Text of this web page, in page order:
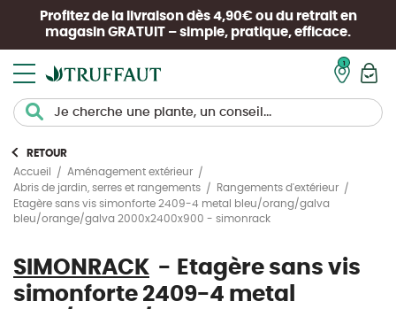
Profitez de la livraison dès 4,90€ ou du retrait en
magasin GRATUIT – simple, pratique, efficace.
RETOUR
Accueil
Aménagement extérieur
Abris de jardin, serres et rangements
Rangements d'extérieur
Etagère sans vis simonforte 2409-4 metal bleu/orang/galva
bleu/orange/galva 2000x2400x900 - simonrack
SIMONRACK
Etagère sans vis
simonforte 2409-4 metal